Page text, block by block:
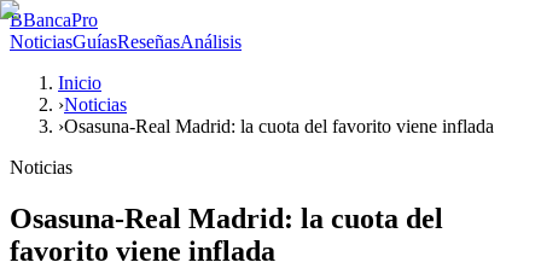
BBancaPro
NoticiasGuíasReseñasAnálisis
Inicio
›Noticias
›Osasuna-Real Madrid: la cuota del favorito viene inflada
Noticias
Osasuna-Real Madrid: la cuota del
favorito viene inflada